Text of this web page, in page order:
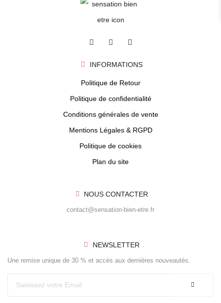
INFORMATIONS
Politique de Retour
Politique de confidentialité
Conditions générales de vente
Mentions Légales & RGPD
Politique de cookies
Plan du site
NOUS CONTACTER
contact@sensation-bien-etre.fr
NEWSLETTER
Une remise unique de 30 % et accès aux dernières nouveautés.